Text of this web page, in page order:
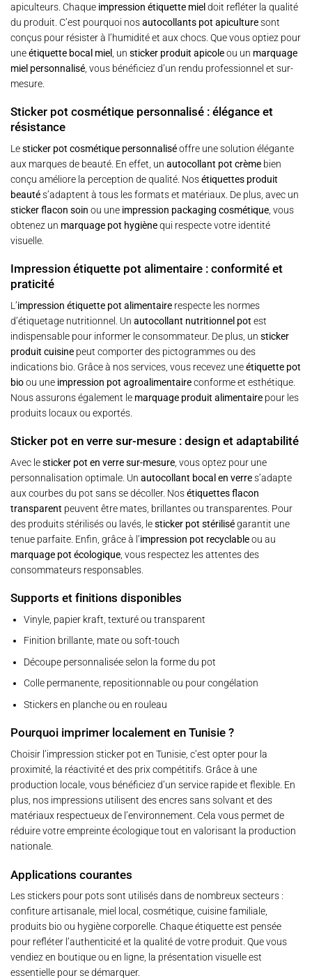
apiculteurs. Chaque impression étiquette miel doit refléter la qualité
du produit. C’est pourquoi nosautocollants pot apiculturesont
conçus pour résister à l’humidité et aux chocs. Que vous optiez pour
uneétiquette bocal miel , un sticker produit apicoleou un marquage
miel personnalisé , vous bénéficiez d’un rendu professionnel et sur-
mesure.
Sticker pot cosmétique personnalisé : élégance et
résistance
Lesticker pot cosmétique personnaliséoffre une solution élégante
aux marques de beauté. En effet, un autocollant pot crème bien
conçu améliore la perception de qualité. Nosétiquettes produit
beautés’adaptent à tous les formats et matériaux. De plus, avec un
sticker flacon soin ou une impression packaging cosmétique , vous
obtenez un marquage pot hygiènequi respecte votre identité
visuelle.
Impression étiquette pot alimentaire : conformité et
praticité
L’impression étiquette pot alimentaire respecte les normes
d’étiquetage nutritionnel. Un autocollant nutritionnel pot est
indispensable pour informer le consommateur. De plus, un sticker
produit cuisine peut comporter des pictogrammes ou des
indications bio. Grâce à nos services, vous recevez uneétiquette pot
bioou une impression pot agroalimentaireconforme et esthétique.
Nous assurons également le marquage produit alimentaire pour les
produits locaux ou exportés.
Sticker pot en verre sur-mesure : design et adaptabilité
Avec lesticker pot en verre sur-mesure , vous optez pour une
personnalisation optimale. Un autocollant bocal en verres’adapte
aux courbes du pot sans se décoller. Nosétiquettes flacon
transparent peuvent être mates, brillantes ou transparentes. Pour
des produits stérilisés ou lavés, lesticker pot stériliségarantit une
tenue parfaite. Enfin, grâce à l’impression pot recyclableou au
marquage pot écologique , vous respectez les attentes des
consommateurs responsables.
Supports et finitions disponibles
Vinyle, papier kraft, texturé ou transparent
Finition brillante, mate ou soft-touch
Découpe personnalisée selon la forme du pot
Colle permanente, repositionnable ou pour congélation
Stickers en planche ou en rouleau
Pourquoi imprimer localement en Tunisie ?
Choisir l’impression sticker pot en Tunisie, c’est opter pour la
proximité, la réactivité et des prix compétitifs. Grâce à une
production locale, vous bénéficiez d’un service rapide et flexible. En
plus, nos impressions utilisent des encres sans solvant et des
matériaux respectueux de l’environnement. Cela vous permet de
réduire votre empreinte écologique tout en valorisant la production
nationale.
Applications courantes
Les stickers pour pots sont utilisés dans de nombreux secteurs :
confiture artisanale, miel local, cosmétique, cuisine familiale,
produits bio ou hygiène corporelle. Chaque étiquette est pensée
pour refléter l’authenticité et la qualité de votre produit. Que vous
vendiez en boutique ou en ligne, la présentation visuelle est
essentielle pour se démarquer.